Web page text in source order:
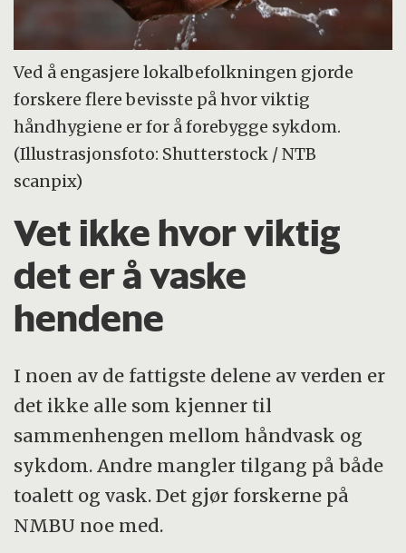
Ved å engasjere lokalbefolkningen gjorde
forskere flere bevisste på hvor viktig
håndhygiene er for å forebygge sykdom.
(Illustrasjonsfoto: Shutterstock / NTB
scanpix)
Vet ikke hvor viktig
det er å vaske
hendene
I noen av de fattigste delene av verden er
det ikke alle som kjenner til
sammenhengen mellom håndvask og
sykdom. Andre mangler tilgang på både
toalett og vask. Det gjør forskerne på
NMBU noe med.